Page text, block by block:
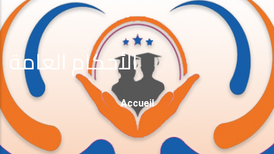
الأحكام العامة
Fil
D'Ariane
Accueil